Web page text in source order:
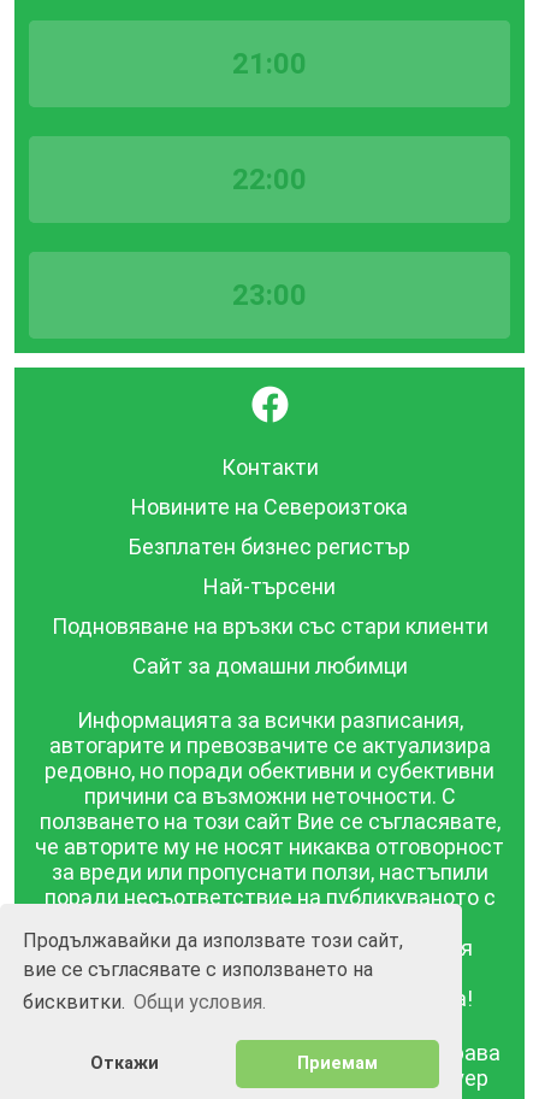
Продължавайки да използвате този сайт,
вие се съгласявате с използването на
бисквитки. Общи условия.
Откажи Приемам
21:00
22:00
23:00
}
Контакти
Новините на Североизтока
Безплатен бизнес регистър
Най-търсени
Подновяване на връзки със стари клиенти
Сайт за домашни любимци
Информацията за всички разписания,
автогарите и превозвачите се актуализира
редовно, но поради обективни и субективни
причини са възможни неточности. С
ползването на този сайт Вие се съгласявате,
че авторите му не носят никаква отговорност
за вреди или пропуснати ползи, настъпили
поради несъответствие на публикуваното с
публикувана в този сайт се предоставя
такава каквато е, без гаранция за
съответствието ѝ с действителността!
BGrazpisanie.com © 2008 - 2026, Всички права
Изработка на уебсайт и софтуер